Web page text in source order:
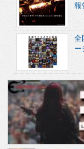
報
全
ー